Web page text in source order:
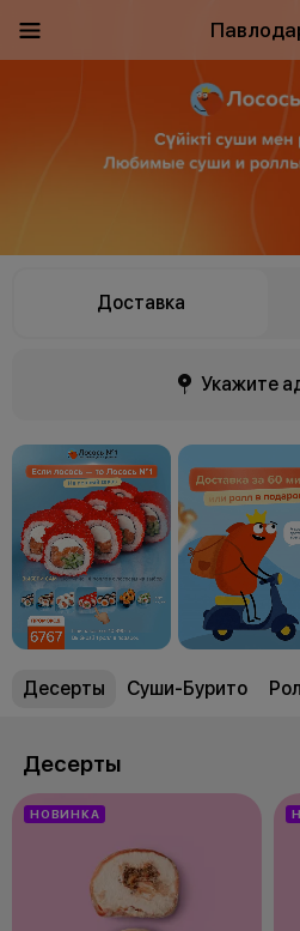
Доставка
Укажите
Десерты Суши-Бурито
Десерты
НОВИНКА